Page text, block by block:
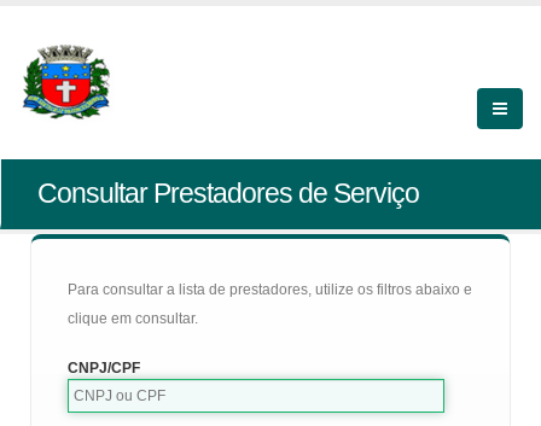
Consultar Prestadores de Serviço
Para consultar a lista de prestadores, utilize os filtros abaixo e
clique em consultar.
CNPJ/CPF